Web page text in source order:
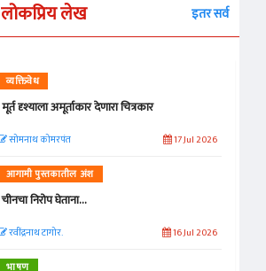
लोकप्रिय लेख इतर सर्व
व्यक्तिवेध
मूर्त दृश्याला अमूर्ताकार देणारा चित्रकार
सोमनाथ कोमरपंत 17 Jul 2026
आगामी पुस्तकातील अंश
चीनचा निरोप घेताना...
रवींद्रनाथ टागोर. 16 Jul 2026
भाषण